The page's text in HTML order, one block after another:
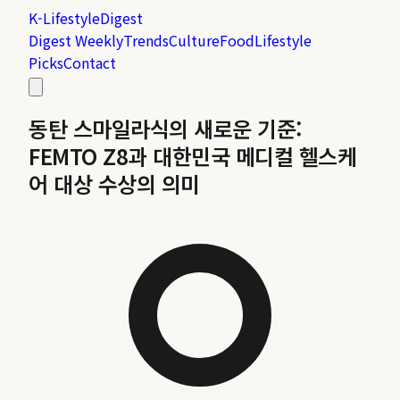
K-LifestyleDigest
Digest WeeklyTrendsCultureFoodLifestyle
PicksContact
동탄 스마일라식의 새로운 기준:
FEMTO Z8과 대한민국 메디컬 헬스케
어 대상 수상의 의미